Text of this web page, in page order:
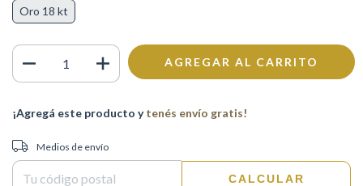
Oro 18 kt
¡Agregá este producto ytenés envío gratis!
Entregas para el CP:
Medios de envío
CALCULAR